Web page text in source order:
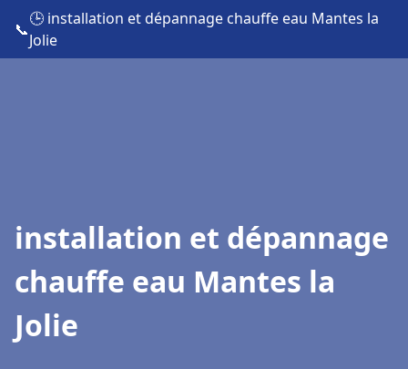
📞
🕒 installation et dépannage chauffe eau Mantes la
Jolie
installation et dépannage
chauffe eau Mantes la
Jolie